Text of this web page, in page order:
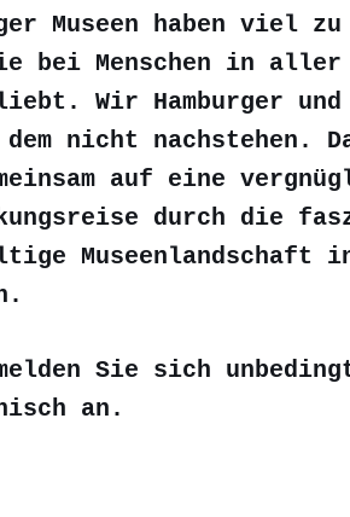
Museen haben viel
bei Menschen in aller
Wir Hamburger und
nicht nachstehen.
auf eine
durch die
Museenlandschaft in
Sie sich
an.